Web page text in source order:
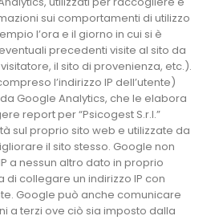
sui comportamenti di utilizzo
l’ora e il giorno in cui si è
precedenti visite al sito da
il sito di provenienza, etc.).
l’indirizzo IP dell’utente)
Google Analytics, che le elabora
report per “Psicogest S.r.l.”
sul proprio sito web e utilizzate da
il sito stesso. Google non
a nessun altro dato in proprio
di collegare un indirizzo IP con
Google può anche comunicare
a terzi ove ciò sia imposto dalla